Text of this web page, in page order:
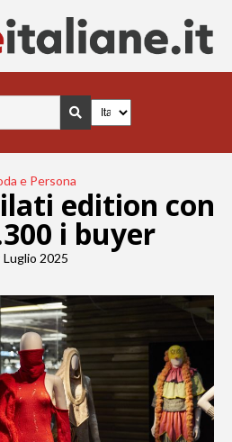
e Persona
edition con
i buyer
Luglio 2025